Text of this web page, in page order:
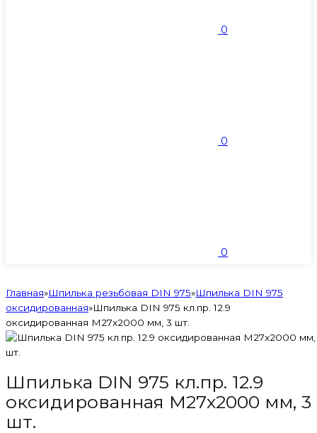
0
0
0
Главная»Шпилька резьбовая DIN 975»Шпилька DIN 975
оксидированная»Шпилька DIN 975 кл.пр. 12.9
оксидированная M27х2000 мм, 3 шт.
Шпилька DIN 975 кл.пр. 12.9
оксидированная M27х2000 мм, 3
шт.